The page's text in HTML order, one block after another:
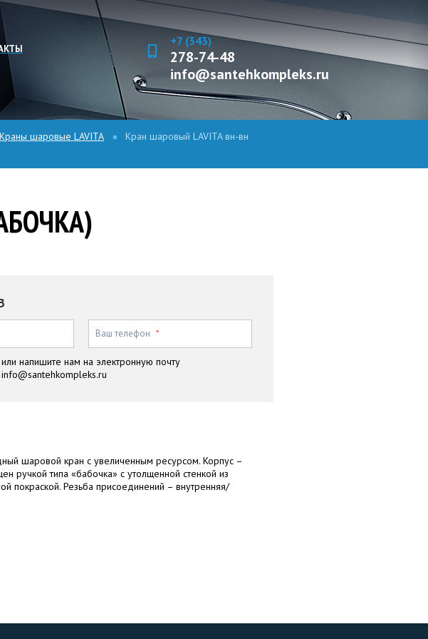
+7 (343)
278-74-48
info@santehkompleks.ru
Краны шаровые LAVITA
Кран шаровый LAVITA вн-вн
Ваш телефон *
или напишите нам на электронную почту
info@santehkompleks.ru
шаровой кран с увеличенным ресурсом. Корпус –
ручкой типа «бабочка» с утолщенной стенкой из
покраской. Резьба присоединений – внутренняя/